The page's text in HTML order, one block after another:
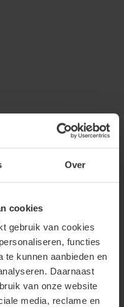
Over
cookies
gebruik van cookies
functies
te kunnen aanbieden en
Daarnaast
van onze website
media, reclame en